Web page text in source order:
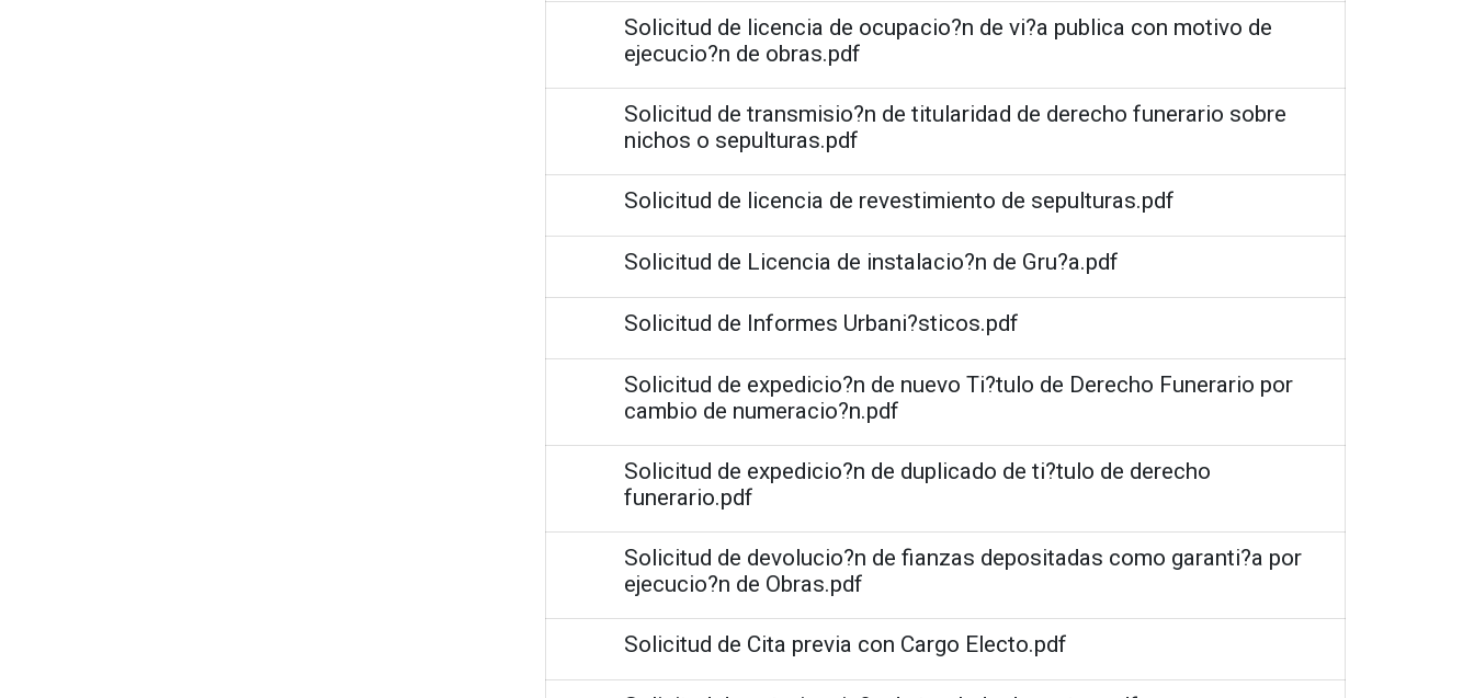
Solicitud de licencia de ocupacio?n de vi?a publica con motivo de
ejecucio?n de obras.pdf
Solicitud de transmisio?n de titularidad de derecho funerario sobre
nichos o sepulturas.pdf
Solicitud de licencia de revestimiento de sepulturas.pdf
Solicitud de Licencia de instalacio?n de Gru?a.pdf
Solicitud de Informes Urbani?sticos.pdf
Solicitud de expedicio?n de nuevo Ti?tulo de Derecho Funerario por
cambio de numeracio?n.pdf
Solicitud de expedicio?n de duplicado de ti?tulo de derecho
funerario.pdf
Solicitud de devolucio?n de fianzas depositadas como garanti?a por
ejecucio?n de Obras.pdf
Solicitud de Cita previa con Cargo Electo.pdf